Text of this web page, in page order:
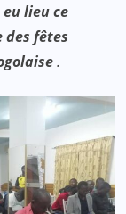
lieu ce
des fêtes
.